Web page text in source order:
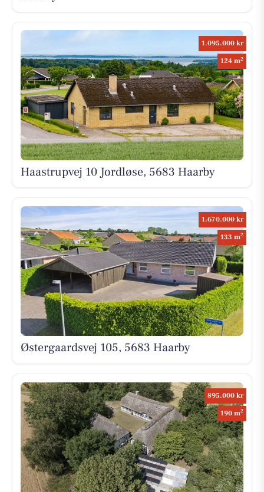
1.095.000 kr
124 m2
Haastrupvej 10 Jordløse, 5683 Haarby
1.670.000 kr
133 m2
Østergaardsvej 105, 5683 Haarby
895.000 kr
190 m2